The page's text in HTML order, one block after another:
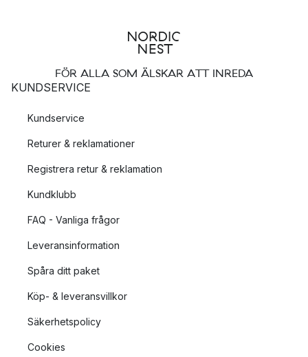
FÖR ALLA SOM ÄLSKAR ATT INREDA
KUNDSERVICE
Kundservice
Returer & reklamationer
Registrera retur & reklamation
Kundklubb
FAQ - Vanliga frågor
Leveransinformation
Spåra ditt paket
Köp- & leveransvillkor
Säkerhetspolicy
Cookies